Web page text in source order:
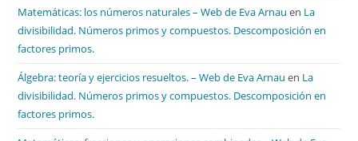
Matemáticas: los números naturales – Web de Eva Arnau en La
divisibilidad. Números primos y compuestos. Descomposición en
factores primos.
Álgebra: teoría y ejercicios resueltos. – Web de Eva Arnau en La
divisibilidad. Números primos y compuestos. Descomposición en
factores primos.